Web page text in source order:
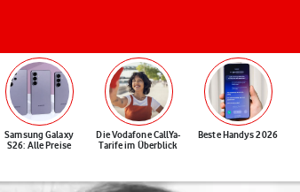
Samsung Galaxy
S26: Alle Preise
Die Vodafone CallYa-
Tarife im Überblick
Beste Handys 2026